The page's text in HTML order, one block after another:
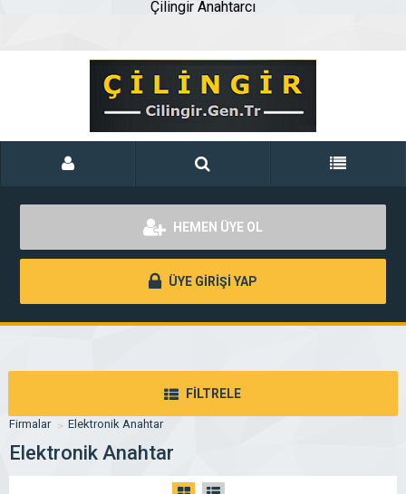
Çilingir Anahtarcı
HEMEN ÜYE OL
ÜYE GİRİŞİ YAP
FİLTRELE
Firmalar Elektronik Anahtar
Elektronik Anahtar